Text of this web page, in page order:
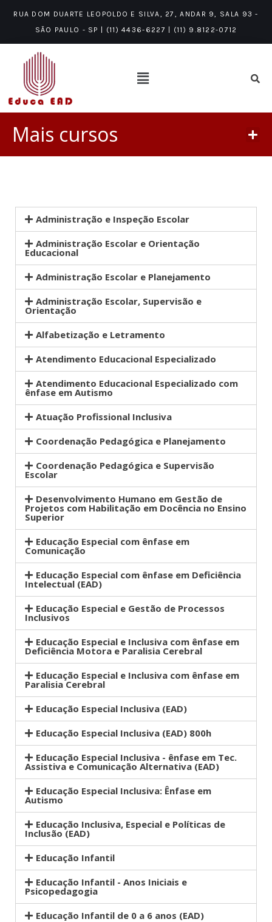
RUA DOM DUARTE LEOPOLDO E SILVA, 27, ANDAR 9, SALA 93 -
SÃO PAULO - SP | (11) 4436-6227 | (11) 9.8122-0712
Mais cursos
Administração e Inspeção Escolar
Administração Escolar e Orientação
Educacional
Administração Escolar e Planejamento
Administração Escolar, Supervisão e
Orientação
Alfabetização e Letramento
Atendimento Educacional Especializado
Atendimento Educacional Especializado com
ênfase em Autismo
Atuação Profissional Inclusiva
Coordenação Pedagógica e Planejamento
Coordenação Pedagógica e Supervisão
Escolar
Desenvolvimento Humano em Gestão de
Projetos com Habilitação em Docência no Ensino
Superior
Educação Especial com ênfase em
Comunicação
Educação Especial com ênfase em Deficiência
Intelectual (EAD)
Educação Especial e Gestão de Processos
Inclusivos
Educação Especial e Inclusiva com ênfase em
Deficiência Motora e Paralisia Cerebral
Educação Especial e Inclusiva com ênfase em
Paralisia Cerebral
Educação Especial Inclusiva (EAD)
Educação Especial Inclusiva (EAD) 800h
Educação Especial Inclusiva - ênfase em Tec.
Assistiva e Comunicação Alternativa (EAD)
Educação Especial Inclusiva: Ênfase em
Autismo
Educação Inclusiva, Especial e Políticas de
Inclusão (EAD)
Educação Infantil
Educação Infantil - Anos Iniciais e
Psicopedagogia
Educação Infantil de 0 a 6 anos (EAD)